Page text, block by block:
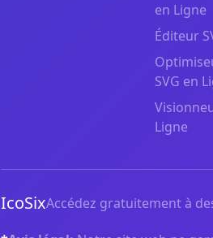
en Ligne
Éditeur
SVG en
Ligne
IcoSixAccédez gratuitement à